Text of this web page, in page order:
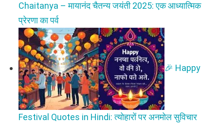
Chaitanya – मायानंद चैतन्य जयंती 2025: एक आध्यात्मिक
प्रेरणा का पर्व
🎉 Happy
Festival Quotes in Hindi: त्योहारों पर अनमोल सुविचार